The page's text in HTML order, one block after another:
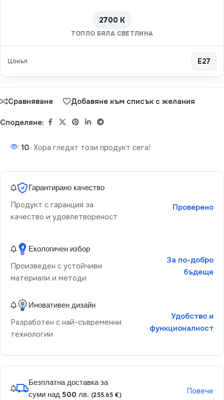
2700 K
ТОПЛО БЯЛА СВЕТЛИНА
Цокъл E27
Сравняване Добавяне към списък с желания
Споделяне:
10 Хора гледат този продукт сега!
Гарантирано качество
Продукт с гаранция за
качество и удовлетвореност
Проверено
Екологичен избор
Произведен с устойчиви
материали и методи
За по-добро
бъдеще
Иновативен дизайн
Разработен с най-съвременни
технологии
Удобство и
функционалност
Безплатна доставка за
суми над 500 лв. (255.65 €) Повече